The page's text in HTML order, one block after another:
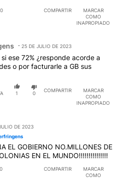
y puesto en una granja de la
se cansó de buscar un Monarca
con Inglaterra pagando
oxidado y el vetusto
construido por Inglaterra. Es el
pidiendo plata y petróleo a
de Malvinas para tapar el
y Perón hicieron en sus largos
0 COMPARTIR
MARCAR
COMO
INAPROPIADO
Perfringens.
25 DE JULIO DE 2023
ese 72% ¿responde acorde a
o por facturarle a GB sus
1 0
COMPARTIR
MARCAR
COMO
INAPROPIADO
DE 2023
EL GOBIERNO NO.MILLONES DE
EN EL MUNDO!!!!!!!!!!!!!!!
0 COMPARTIR
MARCAR
COMO